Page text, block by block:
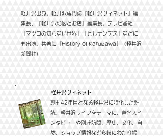
軽井沢出身。軽井沢専門誌『軽井沢ヴィネット』編
集長、『軽井沢地図とお店』編集長。テレビ番組
「マツコの知らない世界」「ヒルナンデス」などに
も出演。共著に『History of Karuizawa』（軽井沢
新聞社）
軽井沢ヴィネット
創刊42年目となる軽井沢に特化した雑
誌。軽井沢ライフをテーマに、著名人イ
ンタビューや別荘訪問、歴史、文化、自
然、ショップ情報など多岐にわたり掲